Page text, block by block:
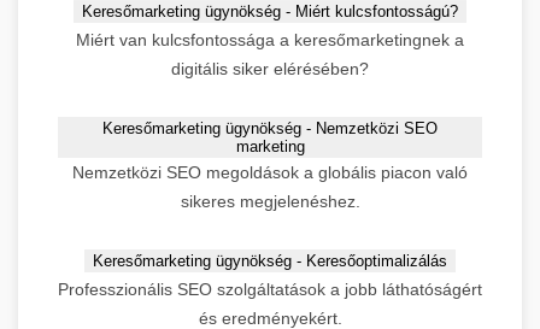
Keresőmarketing ügynökség - Miért kulcsfontosságú?
Miért van kulcsfontossága a keresőmarketingnek a
digitális siker elérésében?
Keresőmarketing ügynökség - Nemzetközi SEO
marketing
Nemzetközi SEO megoldások a globális piacon való
sikeres megjelenéshez.
Keresőmarketing ügynökség - Keresőoptimalizálás
Professzionális SEO szolgáltatások a jobb láthatóságért
és eredményekért.